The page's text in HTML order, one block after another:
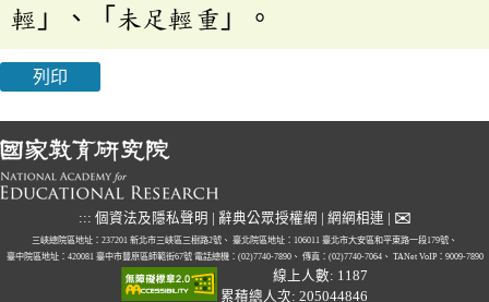
輕」、「未足輕重」。
列印
::: 個資法及隱私聲明 辭典公眾授權網 網網相連 ✉
三峽總院區地址：237201 新北市三峽區三樹路2號、 臺北院區地址：106011 臺北市大安區和平東路一段179號、
臺中院區地址：420081 臺中市豐原區師範街67號 電話總機：(02)7740-7890、 傳真：(02)7740-7064、 TANet VoIP：9009-7890
線上人數: 1187
累積總人次: 205044846